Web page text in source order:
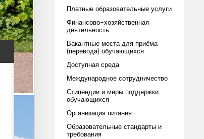
Платные образовательные услуги
Финансово-хозяйственная
деятельность
Вакантные места для приёма
(перевода) обучающихся
Доступная среда
Международное сотрудничество
Стипендии и меры поддержки
обучающихся
Организация питания
Образовательные стандарты и
требования